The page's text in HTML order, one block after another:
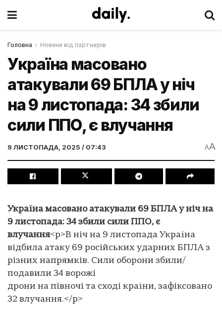
Головна Новини від партнерів
Україна масовано
атакували 69 БПЛА у ніч
на 9 листопада: 34 збили
сили ППО, є влучання
9 ЛИСТОПАДА, 2025 / 07:43 AA
Україна масовано атакували 69 БПЛА у ніч на
9 листопада: 34 збили сили ППО, є
влучання<p>В ніч на 9 листопада Україна
відбила атаку 69 російських ударних БПЛА з
різних напрямків. Сили оборони збили/
подавили 34 ворожі
дрони на півночі та сході країни, зафіксовано
32 влучання.</p>